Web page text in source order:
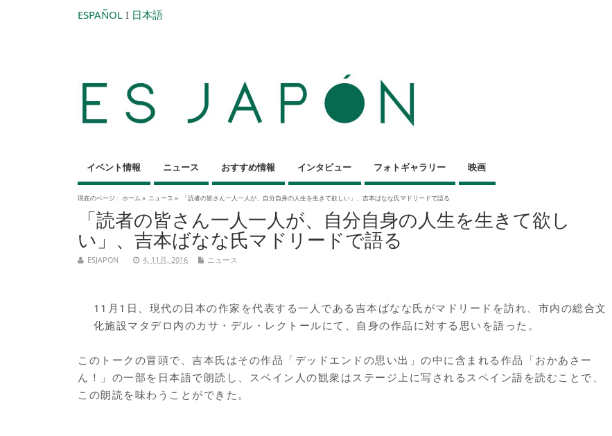
ESPAÑOL I 日本語
イベント情報 ニュース おすすめ情報 インタビュー フォトギャラリー 映画
現在のページ : ホーム » ニュース » 「読者の皆さん一人一人が、自分自身の人生を生きて欲しい」、吉本ばなな氏マドリードで語る
「読者の皆さん一人一人が、自分自身の人生を生きて欲し
い」、吉本ばなな氏マドリードで語る
ESJAPON 4, 11月, 2016 ニュース
11月1日、現代の日本の作家を代表する一人である吉本ばなな氏がマドリードを訪れ、市内の総合文
化施設マタデロ内のカサ・デル・レクトールにて、自身の作品に対する思いを語った。
このトークの冒頭で、吉本氏はその作品「デッドエンドの思い出」の中に含まれる作品「おかあさー
ん！」の一部を日本語で朗読し、スペイン人の観衆はステージ上に写されるスペイン語を読むことで、
この朗読を味わうことができた。